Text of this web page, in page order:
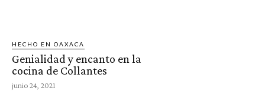
HECHO EN OAXACA
Genialidad y encanto en la
cocina de Collantes
junio 24, 2021